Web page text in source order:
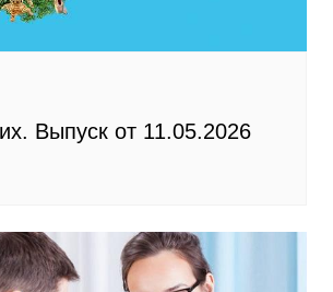
Выпуск от 11.05.2026